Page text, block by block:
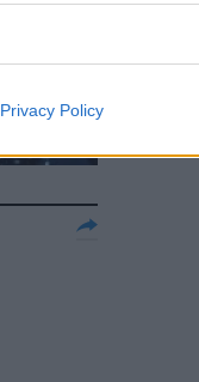
Privacy Policy